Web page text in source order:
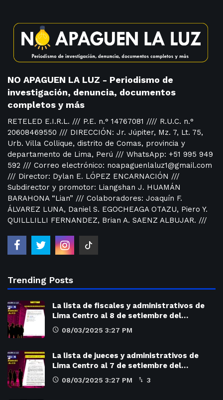
NO APAGUEN LA LUZ - Periodismo de
investigación, denuncia, documentos
completos y más
RETELED E.I.R.L. /// P.E. n.° 14767081 //// R.U.C. n.°
20608469550 /// DIRECCIÓN: Jr. Júpiter, Mz. 7, Lt. 75,
Urb. Villa Collique, distrito de Comas, provincia y
departamento de Lima, Perú /// WhatsApp: +51 995 949
592 /// Correo electrónico: noapaguenlaluz1@gmail.com
/// Director: Dylan E. LÓPEZ ENCARNACIÓN ///
Subdirector y promotor: Liangshan J. HUAMÁN
BARAHONA “Lian” /// Colaboradores: Joaquín F.
ÁLVAREZ LUNA, Daniel S. EGOCHEAGA OTAZU, Piero Y.
QUILLLILLI FERNANDEZ, Brian A. SAENZ ALBUJAR. ///
Trending Posts
La lista de fiscales y administrativos de
Lima Centro al 8 de setiembre del…
08/03/2025 3:27 PM
La lista de jueces y administrativos de
Lima Centro al 7 de setiembre del…
08/03/2025 3:27 PM 3